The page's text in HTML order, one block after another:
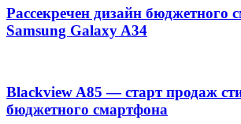
Рассекречен дизайн бюджетного
Samsung Galaxy A34
Blackview A85 — старт продаж
бюджетного смартфона